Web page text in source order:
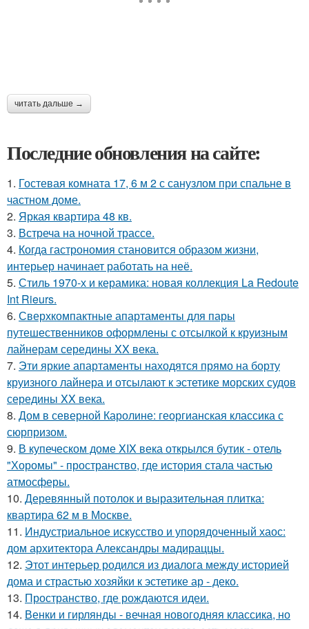
читать дальше →
Последние обновления на сайте:
1. Гостевая комната 17, 6 м 2 с санузлом при спальне в
частном доме.
2. Яркая квартира 48 кв.
3. Встреча на ночной трассе.
4. Когда гастрономия становится образом жизни,
интерьер начинает работать на неё.
5. Стиль 1970-х и керамика: новая коллекция La Redoute
Int Rieurs.
6. Сверхкомпактные апартаменты для пары
путешественников оформлены с отсылкой к круизным
лайнерам середины XX века.
7. Эти яркие апартаменты находятся прямо на борту
круизного лайнера и отсылают к эстетике морских судов
середины XX века.
8. Дом в северной Каролине: георгианская классика с
сюрпризом.
9. В купеческом доме XIX века открылся бутик - отель
"Хоромы" - пространство, где история стала частью
атмосферы.
10. Деревянный потолок и выразительная плитка:
квартира 62 м в Москве.
11. Индустриальное искусство и упорядоченный хаос:
дом архитектора Александры мадираццы.
12. Этот интерьер родился из диалога между историей
дома и страстью хозяйки к эстетике ар - деко.
13. Пространство, где рождаются идеи.
14. Венки и гирлянды - вечная новогодняя классика, но